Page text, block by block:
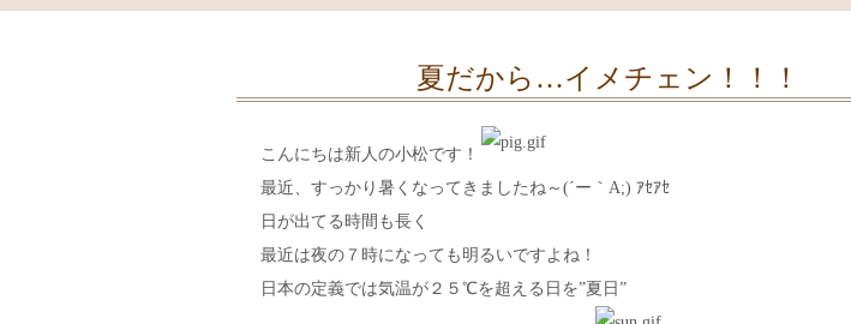
夏だから…イメチェン！！！
こんにちは新人の小松です！
最近、すっかり暑くなってきましたね～(´ー｀A;) ｱｾｱｾ
日が出てる時間も長く
最近は夜の７時になっても明るいですよね！
日本の定義では気温が２５℃を超える日を”夏日”